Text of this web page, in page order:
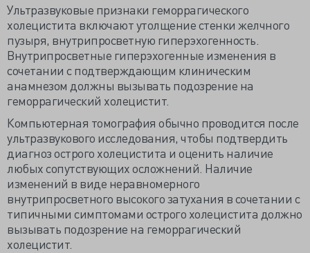
Ультразвуковые признаки геморрагического
холецистита включают утолщение стенки желчного
пузыря, внутрипросветную гиперэхогенность.
Внутрипросветные гиперэхогенные изменения в
сочетании с подтверждающим клиническим
анамнезом должны вызывать подозрение на
геморрагический холецистит.
Компьютерная томография обычно проводится после
ультразвукового исследования, чтобы подтвердить
диагноз острого холецистита и оценить наличие
любых сопутствующих осложнений. Наличие
изменений в виде неравномерного
внутрипросветного высокого затухания в сочетании с
типичными симптомами острого холецистита должно
вызывать подозрение на геморрагический
холецистит.